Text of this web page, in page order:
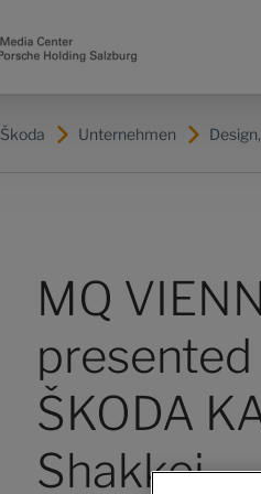
Škoda Unternehmen
MQ
presented
ŠKODA
Shakkei